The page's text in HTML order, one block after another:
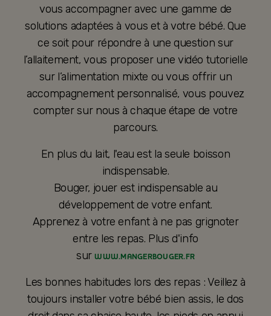
vous accompagner avec une gamme de
solutions adaptées à vous et à votre bébé. Que
ce soit pour répondre à une question sur
l’allaitement, vous proposer une vidéo tutorielle
sur l’alimentation mixte ou vous offrir un
accompagnement personnalisé, vous pouvez
compter sur nous à chaque étape de votre
parcours.
En plus du lait, l'eau est la seule boisson
indispensable.
Bouger, jouer est indispensable au
développement de votre enfant.
Apprenez à votre enfant à ne pas grignoter
entre les repas. Plus d'info
surWWW.MANGERBOUGER.FR
Les bonnes habitudes lors des repas : Veillez à
toujours installer votre bébé bien assis, le dos